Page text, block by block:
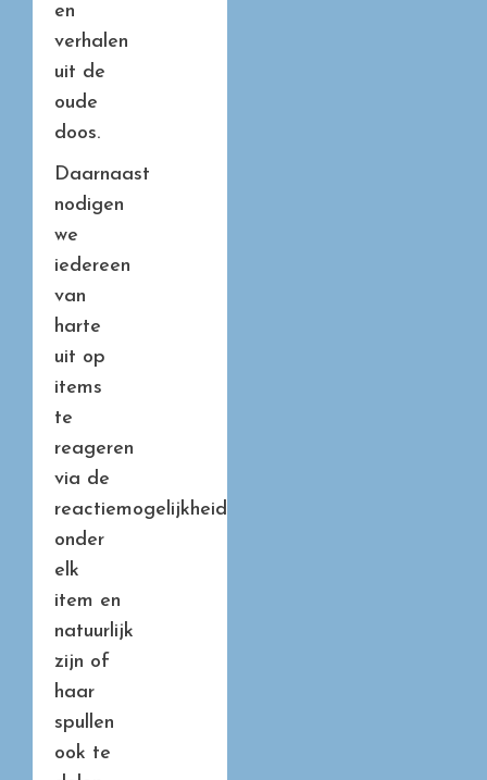
en
verhalen
uit de
oude
doos.
Daarnaast
nodigen
we
iedereen
van
harte
uit op
items
te
reageren
via de
reactiemogelijkheid
onder
elk
item en
natuurlijk
zijn of
haar
spullen
ook te